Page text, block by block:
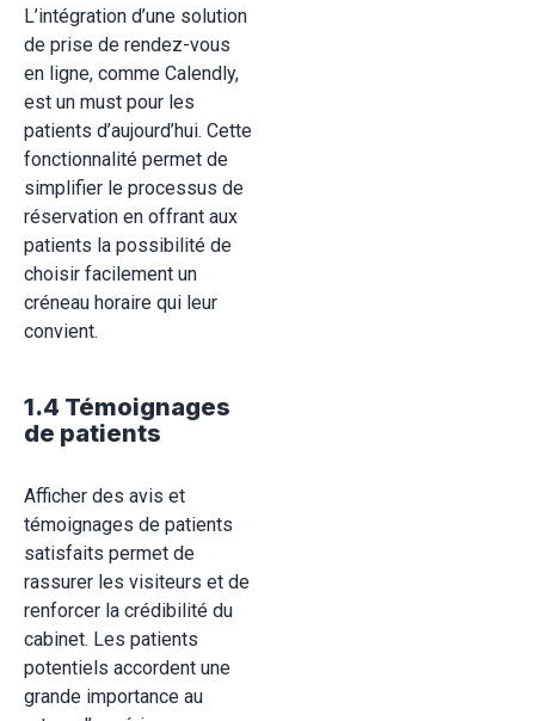
L’intégration d’une solution
de prise de rendez-vous
en ligne, comme Calendly,
est un must pour les
patients d’aujourd’hui. Cette
fonctionnalité permet de
simplifier le processus de
réservation en offrant aux
patients la possibilité de
choisir facilement un
créneau horaire qui leur
convient.
1.4 Témoignages
de patients
Afficher des avis et
témoignages de patients
satisfaits permet de
rassurer les visiteurs et de
renforcer la crédibilité du
cabinet. Les patients
potentiels accordent une
grande importance au